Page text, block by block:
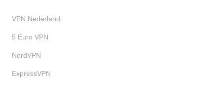
VPN Nederland
5 Euro VPN
NordVPN
ExpressVPN